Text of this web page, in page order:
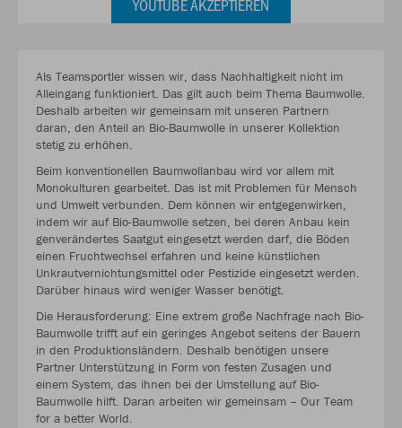
YOUTUBE AKZEPTIEREN
Als Teamsportler wissen wir, dass Nachhaltigkeit nicht im
Alleingang funktioniert. Das gilt auch beim Thema Baumwolle.
Deshalb arbeiten wir gemeinsam mit unseren Partnern
daran, den Anteil an Bio-Baumwolle in unserer Kollektion
stetig zu erhöhen.
Beim konventionellen Baumwollanbau wird vor allem mit
Monokulturen gearbeitet. Das ist mit Problemen für Mensch
und Umwelt verbunden. Dem können wir entgegenwirken,
indem wir auf Bio-Baumwolle setzen, bei deren Anbau kein
genverändertes Saatgut eingesetzt werden darf, die Böden
einen Fruchtwechsel erfahren und keine künstlichen
Unkrautvernichtungsmittel oder Pestizide eingesetzt werden.
Darüber hinaus wird weniger Wasser benötigt.
Die Herausforderung: Eine extrem große Nachfrage nach Bio-
Baumwolle trifft auf ein geringes Angebot seitens der Bauern
in den Produktionsländern. Deshalb benötigen unsere
Partner Unterstützung in Form von festen Zusagen und
einem System, das ihnen bei der Umstellung auf Bio-
Baumwolle hilft. Daran arbeiten wir gemeinsam – Our Team
for a better World.